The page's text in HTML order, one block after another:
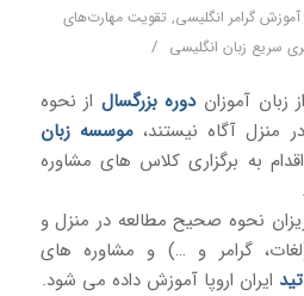
آموزش گرامر انگلیسی, تقویت مهارت‌های
سریع زبان انگلیسی /
زبان آموزاندوره بزرگسال از نحوه
منزل آگاه نیستند،موسسه زبان
اقدام به برگزاری کلاس های مشاوره
نحوه صحیح مطالعه در منزل و
گرامر و …) و مشاوره های
ایران اروپا آموزش داده می شود.